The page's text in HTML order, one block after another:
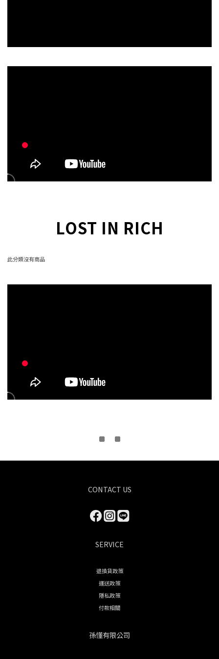
LOST IN RICH
此分類沒有商品
CONTACT US
SERVICE
退換貨政策
運送政策
隱私政策
付款相關
孫懂有限公司